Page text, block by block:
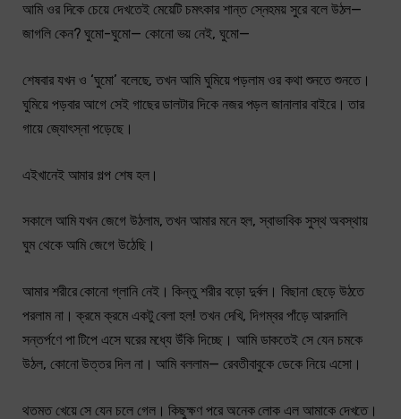
আমি ওর দিকে চেয়ে দেখতেই মেয়েটি চমৎকার শান্ত স্নেহময় সুরে বলে উঠল—
জাগলি কেন? ঘুমো-ঘুমো— কোনো ভয় নেই, ঘুমো—
শেষবার যখন ও ‘ঘুমো’ বলেছে, তখন আমি ঘুমিয়ে পড়লাম ওর কথা শুনতে শুনতে।
ঘুমিয়ে পড়বার আগে সেই গাছের ডালটার দিকে নজর পড়ল জানালার বাইরে। তার
গায়ে জ্যোৎস্না পড়েছে।
এইখানেই আমার গল্প শেষ হল।
সকালে আমি যখন জেগে উঠলাম, তখন আমার মনে হল, স্বাভাবিক সুস্থ অবস্থায়
ঘুম থেকে আমি জেগে উঠেছি।
আমার শরীরে কোনো গ্লানি নেই। কিন্তু শরীর বড়ো দুর্বল। বিছানা ছেড়ে উঠতে
পরলাম না। ক্রমে ক্রমে একটু বেলা হল! তখন দেখি, দিগম্বর পাঁড়ে আরদালি
সন্তর্পণে পা টিপে এসে ঘরের মধ্যে উঁকি দিচ্ছে। আমি ডাকতেই সে যেন চমকে
উঠল, কোনো উত্তর দিল না। আমি বললাম— রেবতীবাবুকে ডেকে নিয়ে এসো।
থতমত খেয়ে সে যেন চলে গেল। কিছুক্ষণ পরে অনেক লোক এল আমাকে দেখতে।